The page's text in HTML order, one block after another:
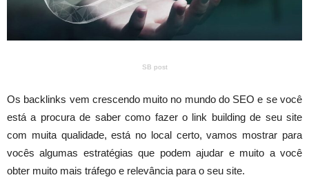
SB post
Os backlinks vem crescendo muito no mundo do SEO e se você
está a procura de saber como fazer o link building de seu site
com muita qualidade, está no local certo, vamos mostrar para
vocês algumas estratégias que podem ajudar e muito a você
obter muito mais tráfego e relevância para o seu site.